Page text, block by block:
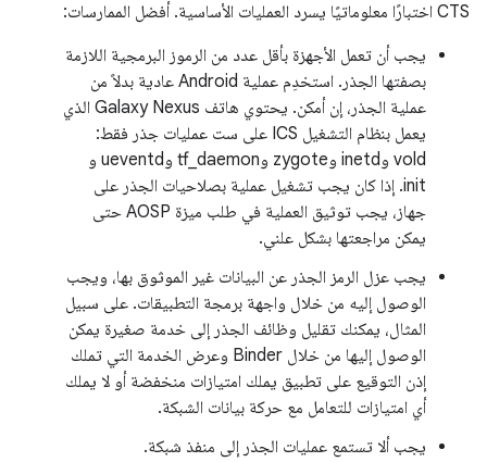
CTS اختبارًا معلوماتيًا يسرد العمليات الأساسية. أفضل الممارسات:
يجب أن تعمل الأجهزة بأقل عدد من الرموز البرمجية اللازمة
بصفتها الجذر. استخدِم عملية Android عادية بدلاً من
عملية الجذر، إن أمكن. يحتوي هاتف Galaxy Nexus الذي
يعمل بنظام التشغيل ICS على ست عمليات جذر فقط:
vold وinetd وzygote وtf_daemon وueventd و
init. إذا كان يجب تشغيل عملية بصلاحيات الجذر على
جهاز، يجب توثيق العملية في طلب ميزة AOSP حتى
يمكن مراجعتها بشكل علني.
يجب عزل الرمز الجذر عن البيانات غير الموثوق بها، ويجب
الوصول إليه من خلال واجهة برمجة التطبيقات. على سبيل
المثال، يمكنك تقليل وظائف الجذر إلى خدمة صغيرة يمكن
الوصول إليها من خلال Binder وعرض الخدمة التي تملك
إذن التوقيع على تطبيق يملك امتيازات منخفضة أو لا يملك
أي امتيازات للتعامل مع حركة بيانات الشبكة.
يجب ألا تستمع عمليات الجذر إلى منفذ شبكة.